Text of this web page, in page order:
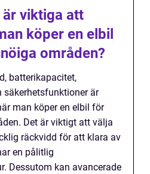
viktiga att
köper en elbil
områden?
batterikapacitet,
säkerhetsfunktioner är
man köper en elbil för
Det är viktigt att välja
räckvidd för att klara av
en pålitlig
Dessutom kan avancerade